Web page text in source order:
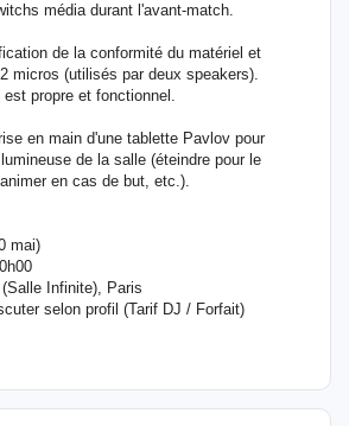
média durant l'avant-match.
de la conformité du matériel et
micros (utilisés par deux speakers).
propre et fonctionnel.
en main d'une tablette Pavlov pour
de la salle (éteindre pour le
en cas de but, etc.).
mai)
Infinite), Paris
selon profil (Tarif DJ / Forfait)